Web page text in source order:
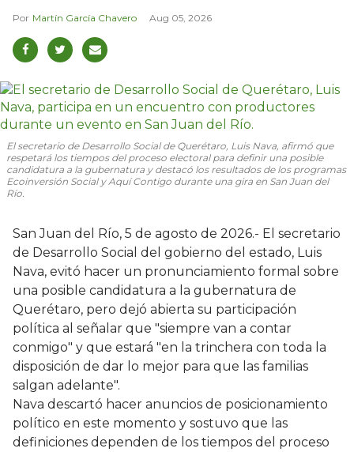
Martín García Chavero Aug 05, 2026
El secretario de Desarrollo Social de Querétaro, Luis Nava, afirmó que
respetará los tiempos del proceso electoral para definir una posible
candidatura a la gubernatura y destacó los resultados de los programas
Ecoinversión Social y Aquí Contigo durante una gira en San Juan del
Río.
San Juan del Río, 5 de agosto de 2026.- El secretario
de Desarrollo Social del gobierno del estado, Luis
Nava, evitó hacer un pronunciamiento formal sobre
una posible candidatura a la gubernatura de
Querétaro, pero dejó abierta su participación
política al señalar que "siempre van a contar
conmigo" y que estará "en la trinchera con toda la
disposición de dar lo mejor para que las familias
salgan adelante".
Nava descartó hacer anuncios de posicionamiento
político en este momento y sostuvo que las
definiciones dependen de los tiempos del proceso